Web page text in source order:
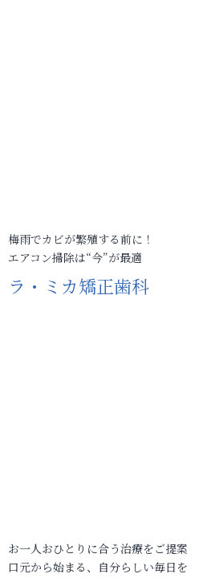
梅雨でカビが繁殖する前に！
エアコン掃除は“今”が最適
ラ・ミカ矯正歯科
お一人おひとりに合う治療をご提案
口元から始まる、自分らしい毎日を